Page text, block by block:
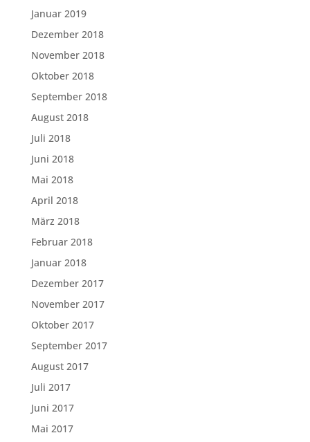
Januar 2019
Dezember 2018
November 2018
Oktober 2018
September 2018
August 2018
Juli 2018
Juni 2018
Mai 2018
April 2018
März 2018
Februar 2018
Januar 2018
Dezember 2017
November 2017
Oktober 2017
September 2017
August 2017
Juli 2017
Juni 2017
Mai 2017